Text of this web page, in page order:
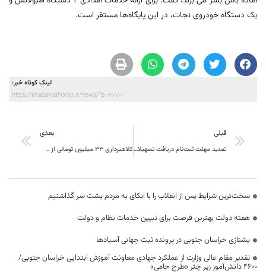
یک دستگاه خودروی نجات، در این پایگاه‌ها مستقر است.
لینک کوتاه خبر:
https://khabarvahonar.ir/news/?p=27702
قبلی
تمدید مهلت ثبت‌نام دریافت تسهیلات کشاورزی برای سیل‌زدگان
بعدی
کلاهبرداری 33 میلیون تومانی از شهروند “قاینی”
سخت‌ترین شرایط پس از انقلاب را با اتکای به مردم پشت سر گذاشتیم
هفته دولت بهترین فرصت برای تبیین خدمات نظام و دولت
یشتازی خراسان جنوبی در پرونده ثبت جهانی آسبادها
تقدیر مقام عالی وزارت از عملکرد جهادی معاونت آموزش ابتدایی خراسان جنوبی/
۴۶۰۰ دانش‌آموز زیر چتر «طرح حامی»